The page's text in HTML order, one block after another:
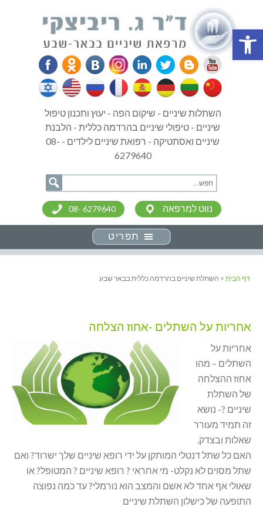
פתח סרגל נגישות
השתלות שיניים - שיקום הפה - יעוץ ותכנון טיפול
שיניים - טיפולי שיניים בהרדמה כללית - הלבנת
שיניים ואסתטיקה - רפואת שיניים לילדים - 08-
6279640
08- 6279640 נווט למרפאה
תפריט
דף הבית > השתלת שיניים בהרדמה כללית בבאר שבע
אחריות על השתלים -אחוז הצלחה
אחריות על
השתלים – מהו
אחוז ההצלחה
של השתלת
שיניים ?- נושא
זה תמיד מעורר
שאלות ובצדק.
האם כל שתל דנטלי המותקן על ידי רופא שיניים שלך ישרוד? ואם
שתל מסוים לא נקלט- מי אחראי ? רופא שיניים ? המטופל? או
שאולי אף אחד לא אשם והמצב הוא נורמלי? עד כמה נפוצה
התופעה של כישלון השתלת שיניים